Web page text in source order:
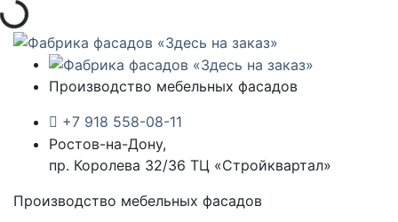
Производство мебельных фасадов
+7 918 558-08-11
Ростов-на-Дону,
пр. Королева 32/36 ТЦ «Стройквартал»
Производство мебельных фасадов